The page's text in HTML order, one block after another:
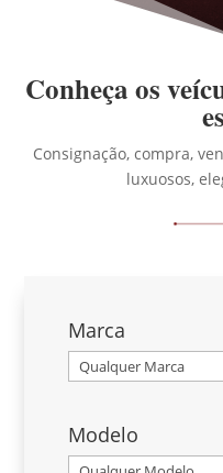
Conheça os
Consignação, compra,
luxuosos,
Marca
Modelo